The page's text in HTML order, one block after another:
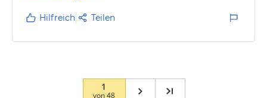
Hilfreich Teilen
1
von48